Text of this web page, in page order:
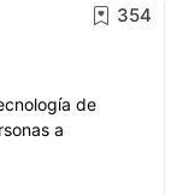
354
de
a